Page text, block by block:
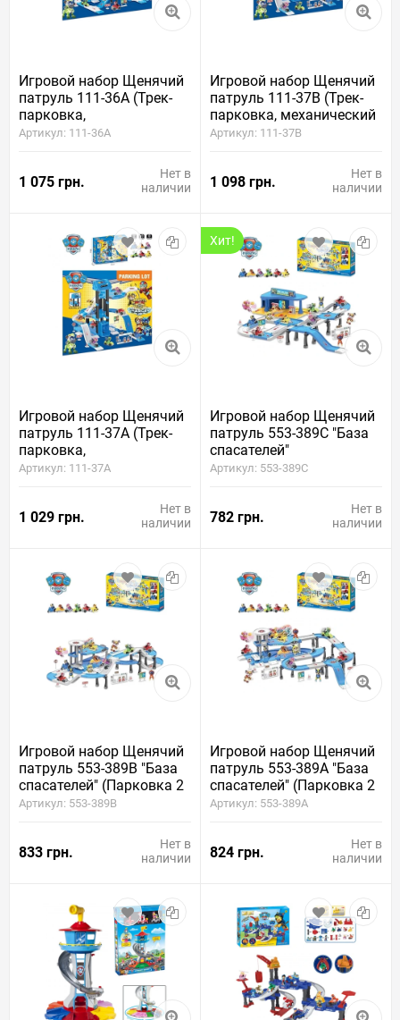
Игровой набор Щенячий
патруль 111-36A (Трек-
парковка,
автоматический
Артикул: 111-36A
1 075 грн.
Нет в
наличии
Игровой набор Щенячий
патруль 111-37B (Трек-
парковка, механический
подъемник, 2 щенка, 2
Артикул: 111-37B
1 098 грн.
Нет в
наличии
Игровой набор Щенячий
патруль 111-37A (Трек-
парковка,
автоматический
Артикул: 111-37A
1 029 грн.
Нет в
наличии
Хит!
Игровой набор Щенячий
патруль 553-389C "База
спасателей"
(Заправочная станция, 2
Артикул: 553-389C
782 грн.
Нет в
наличии
Игровой набор Щенячий
патруль 553-389B "База
спасателей" (Парковка 2
этажа, 2 героя, 2
Артикул: 553-389B
833 грн.
Нет в
наличии
Игровой набор Щенячий
патруль 553-389A "База
спасателей" (Парковка 2
этажа, 2 героя, 2
Артикул: 553-389A
824 грн.
Нет в
наличии